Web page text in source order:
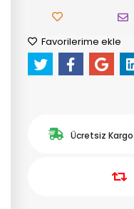
Favorilerime ekle
Ücretsiz Kargo